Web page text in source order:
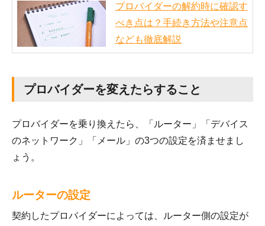
プロバイダーの解約時に確認す
べき点は？手続き方法や注意点
なども徹底解説
プロバイダーを変えたらすること
プロバイダーを乗り換えたら、「ルーター」「デバイス
のネットワーク」「メール」の3つの設定を済ませまし
ょう。
ルーターの設定
契約したプロバイダーによっては、ルーター側の設定が